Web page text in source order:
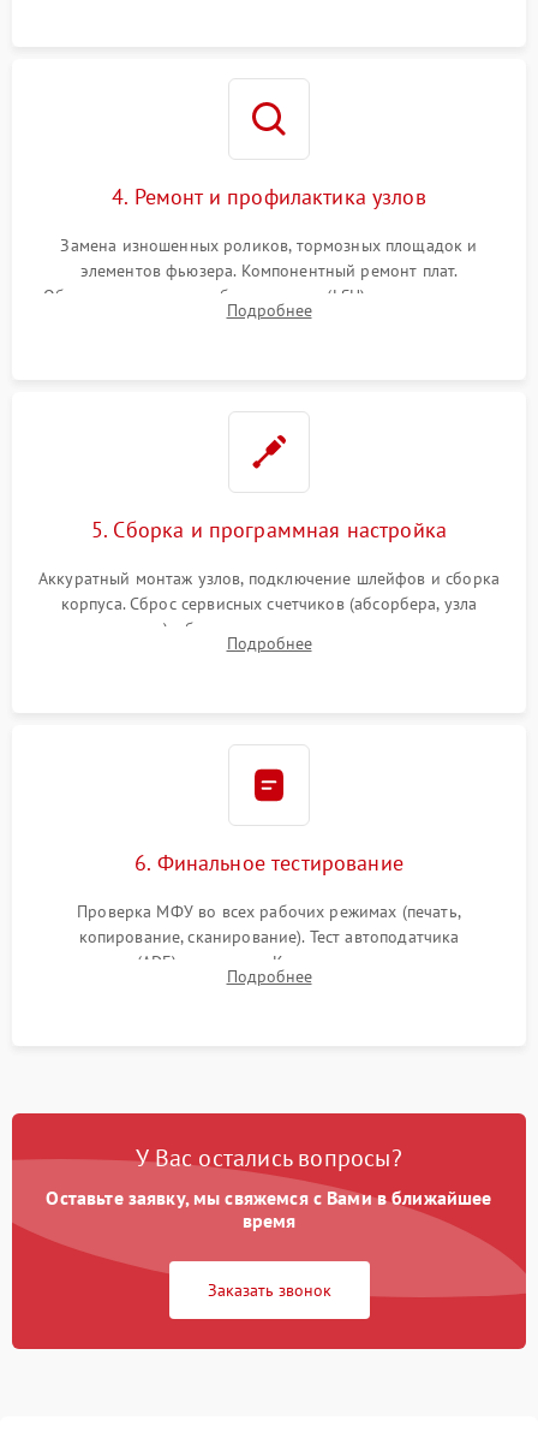
4. Ремонт и профилактика узлов
Замена изношенных роликов, тормозных площадок и
элементов фьюзера. Компонентный ремонт плат.
Обязательная очистка блока лазера (LSU), зеркал и тракта
печати от просыпанного тонера и бумажной пыли.
Подробнее
5. Сборка и программная настройка
Аккуратный монтаж узлов, подключение шлейфов и сборка
корпуса. Сброс сервисных счетчиков (абсорбера, узла
закрепления), обновление прошивки и программная
калибровка цветопередачи и позиционирования сканера.
Подробнее
6. Финальное тестирование
Проверка МФУ во всех рабочих режимах (печать,
копирование, сканирование). Тест автоподатчика
документов (ADF) и дуплекса. Контроль качества отпечатка
на отсутствие серого фона, полос и надежность запекания
Подробнее
У Вас остались вопросы?
Оставьте заявку, мы свяжемся с Вами в ближайшее
время
Заказать звонок